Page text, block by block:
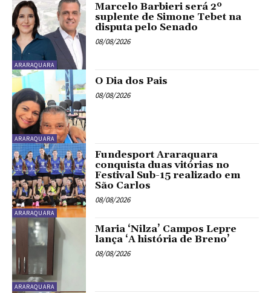
ARARAQUARA
Marcelo Barbieri será 2º
suplente de Simone Tebet na
disputa pelo Senado
08/08/2026
ARARAQUARA
O Dia dos Pais
08/08/2026
ARARAQUARA
Fundesport Araraquara
conquista duas vitórias no
Festival Sub-15 realizado em
São Carlos
08/08/2026
ARARAQUARA
Maria ‘Nilza’ Campos Lepre
lança ‘A história de Breno’
08/08/2026